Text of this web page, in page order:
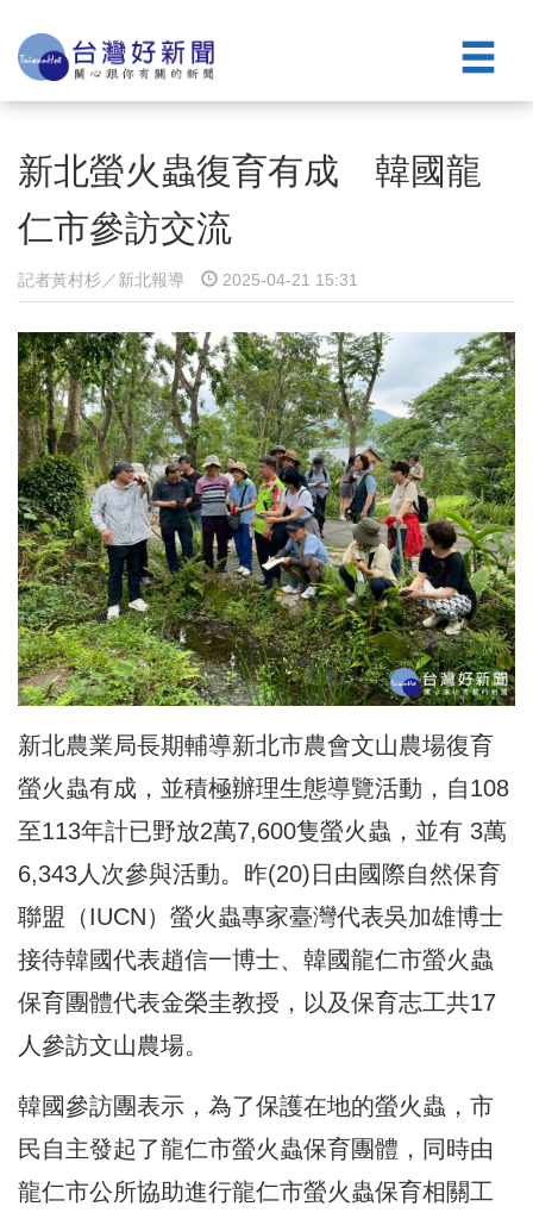
新北螢火蟲復育有成 韓國龍
仁市參訪交流
記者黃村杉／新北報導 2025-04-21 15:31
新北農業局長期輔導新北市農會文山農場復育
螢火蟲有成，並積極辦理生態導覽活動，自108
至113年計已野放2萬7,600隻螢火蟲，並有 3萬
6,343人次參與活動。昨(20)日由國際自然保育
聯盟（IUCN）螢火蟲專家臺灣代表吳加雄博士
接待韓國代表趙信一博士、 韓國龍仁市螢火蟲
保育團體代表金榮圭教授，以及保育志工共17
人參訪文山農場。
韓國參訪團表示，為了保護在地的螢火蟲，市
民自主發起了龍仁市螢火蟲保育團體，同時由
龍仁市公所協助進行龍仁市螢火蟲保育相關工